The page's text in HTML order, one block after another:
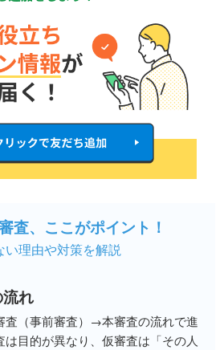
査、ここがポイント！
い理由や対策を解説
れ
査（事前審査）→本審査の流れで進
目的が異なり、仮審査は「その人